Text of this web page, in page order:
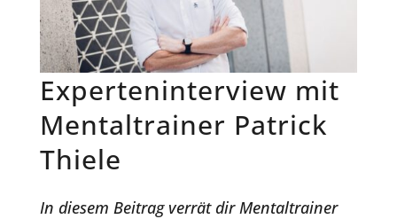
Experteninterview mit
Mentaltrainer Patrick
Thiele
In diesem Beitrag verrät dir Mentaltrainer